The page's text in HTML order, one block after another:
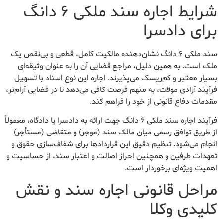
شرایط اجاره سند ملکی ۶ دانگ
برای دادسرا
سند ملکی ۶ دانگ نشان‌دهنده مالکیت کامل، قطعی و بی‌نقص یک
ملک است. به همین دلیل، مراجع قضایی آن را به عنوان وثیقه‌ای
بسیار معتبر و کم‌ریسک می‌پذیرند. اجاره این نوع اسناد با تسهیل
فرآیند آزادی موقت، به متهم فرصت کافی می‌دهد تا در فضایی آرام‌تر،
مقدمات دفاع قانونی از خود را فراهم کند.
فرآیند اجاره سند ملکی ۶ دانگ جهت ارائه به دادسرا یا دادگاه، معمولاً
از طریق توافق رسمی میان مالک سند (موجر) و متقاضی (مستأجر)
انجام می‌شود. تنظیم دقیق این قراردادها برای شفاف‌سازی حقوق و
تعهدات طرفین و همچنین احراز اصالت و اعتبار سند، از حساسیت و
اهمیت ویژه‌ای برخوردار است.
مراحل قانونی اجاره سند و نقش
کلیدی وکلا